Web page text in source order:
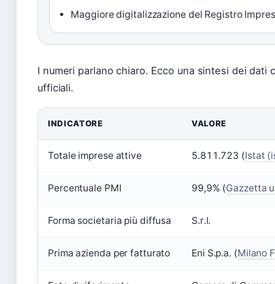
Maggiore digitalizzazione del Registro
I numeri parlano chiaro. Ecco una sintesi dei dati
ufficiali.
INDICATORE VALORE
Totale imprese attive 5.811.723 (Istat
Percentuale PMI 99,9% (Gazzetta
Forma societaria più diffusa S.r.l.
Prima azienda per fatturato Eni S.p.a. (Milano